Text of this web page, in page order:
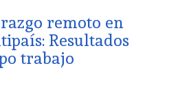
remoto en
Resultados
trabajo